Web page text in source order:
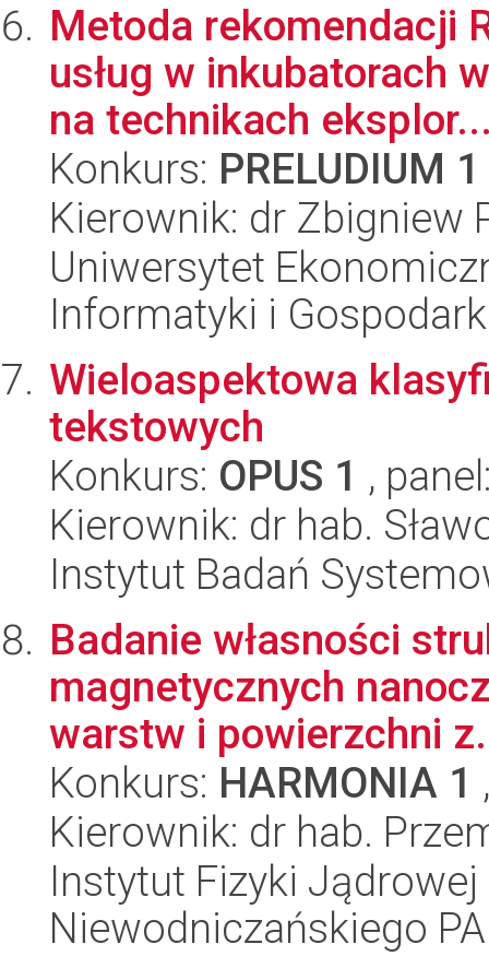
Metoda rekomendacji
usług w inkubatorach
na technikach
Konkurs: PRELUDIUM 1
Kierownik: dr Zbigniew
Uniwersytet
Informatyki i
Wieloaspektowa
tekstowych
Konkurs: OPUS 1 ,
Kierownik: dr hab.
Instytut Badań
Badanie własności
magnetycznych
warstw i powierzchni
Konkurs: HARMONIA 1
Kierownik: dr hab.
Instytut Fizyki
Niewodniczańskiego